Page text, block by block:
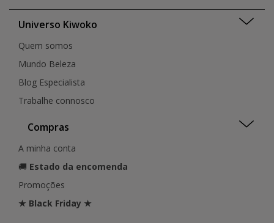
Universo Kiwoko
Quem somos
Mundo Beleza
Blog Especialista
Trabalhe connosco
Compras
A minha conta
🚚 Estado da encomenda
Promoções
★ Black Friday ★